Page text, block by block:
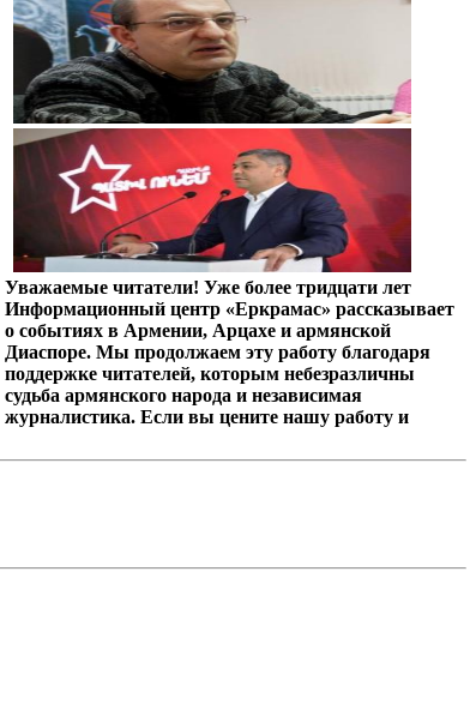
Уважаемые читатели! Уже более тридцати лет
Информационный центр «Еркрамас» рассказывает
о событиях в Армении, Арцахе и армянской
Диаспоре. Мы продолжаем эту работу благодаря
поддержке читателей, которым небезразличны
судьба армянского народа и независимая
журналистика. Если вы цените нашу работу и